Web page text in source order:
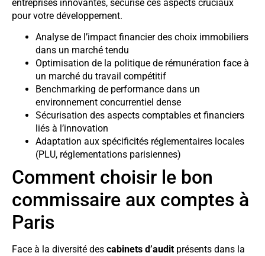
entreprises innovantes, sécurise ces aspects cruciaux
pour votre développement.
Analyse de l’impact financier des choix immobiliers
dans un marché tendu
Optimisation de la politique de rémunération face à
un marché du travail compétitif
Benchmarking de performance dans un
environnement concurrentiel dense
Sécurisation des aspects comptables et financiers
liés à l’innovation
Adaptation aux spécificités réglementaires locales
(PLU, réglementations parisiennes)
Comment choisir le bon
commissaire aux comptes à
Paris
Face à la diversité des cabinets d’audit présents dans la